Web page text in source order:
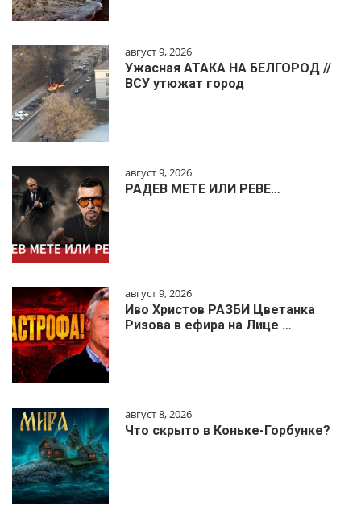
август 9, 2026
Ужасная АТАКА НА БЕЛГОРОД //
ВСУ утюжат город
август 9, 2026
РАДЕВ МЕТЕ ИЛИ РЕВЕ…
август 9, 2026
Иво Христов РАЗБИ Цветанка
Ризова в ефира на Лице …
август 8, 2026
Что скрыто в Коньке-Горбунке?